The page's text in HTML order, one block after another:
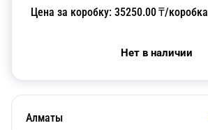
Цена за коробку: 35250.00₸/коробка
Нет в наличии
Алматы